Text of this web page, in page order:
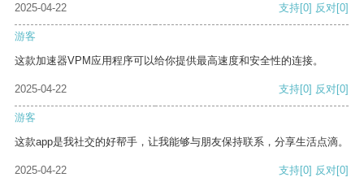
2025-04-22
支持[0] 反对[0]
游客
这款加速器VPM应用程序可以给你提供最高速度和安全性的连接。
2025-04-22 支持[0] 反对[0]
游客
这款app是我社交的好帮手，让我能够与朋友保持联系，分享生活点滴。
2025-04-22 支持[0] 反对[0]